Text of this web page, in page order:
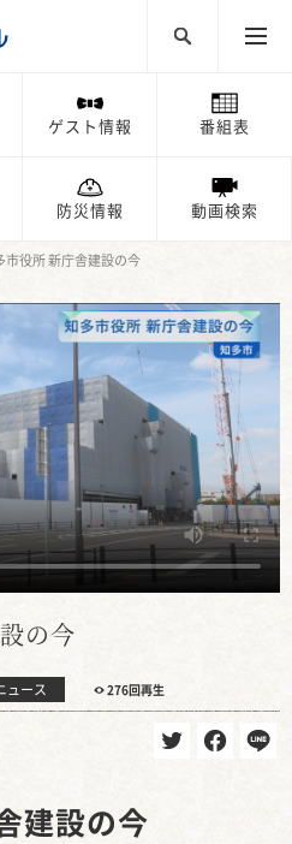
ゲスト情報 番組表
防災情報 動画検索
市役所 新庁舎建設の今
の今
ュース 276回再生
建設の今